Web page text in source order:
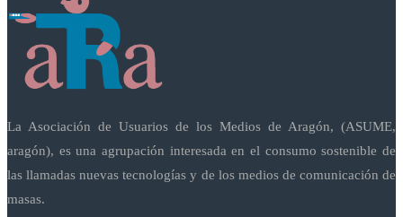
La Asociación de Usuarios de los Medios de Aragón, (ASUME,
aragón), es una agrupación interesada en el consumo sostenible de
las llamadas nuevas tecnologías y de los medios de comunicación de
masas.